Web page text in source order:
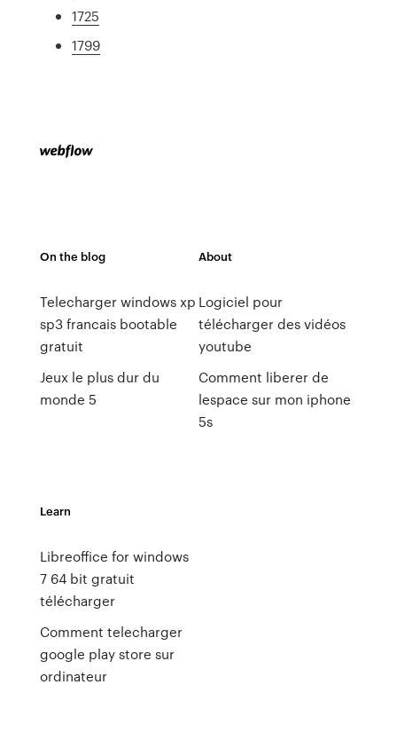
1725
1799
On the blog
Telecharger windows xp
sp3 francais bootable
gratuit
Jeux le plus dur du
monde 5
About
Logiciel pour
télécharger des vidéos
youtube
Comment liberer de
lespace sur mon iphone
5s
Learn
Libreoffice for windows
7 64 bit gratuit
télécharger
Comment telecharger
google play store sur
ordinateur